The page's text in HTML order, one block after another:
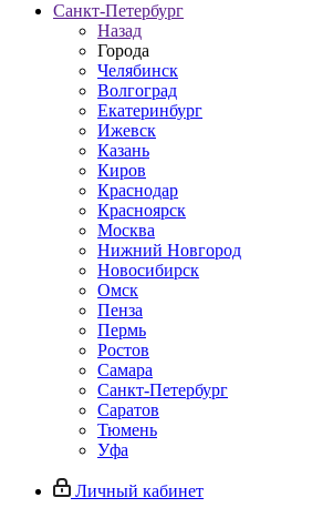
Санкт-Петербург
Назад
Города
Челябинск
Волгоград
Екатеринбург
Ижевск
Казань
Киров
Краснодар
Красноярск
Москва
Нижний Новгород
Новосибирск
Омск
Пенза
Пермь
Ростов
Самара
Санкт-Петербург
Саратов
Тюмень
Уфа
Личный кабинет